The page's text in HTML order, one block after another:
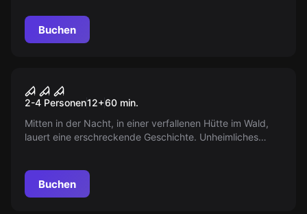
Buchen
Teil 2 - House Of Fear
2-4 Personen12+60 min.
Mitten in der Nacht, in einer verfallenen Hütte im Wald,
lauert eine erschreckende Geschichte. Unheimliches
Buchen